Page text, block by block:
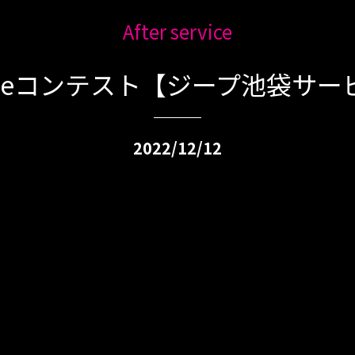
After service
コンテスト【ジープ池袋サー
2022/12/12